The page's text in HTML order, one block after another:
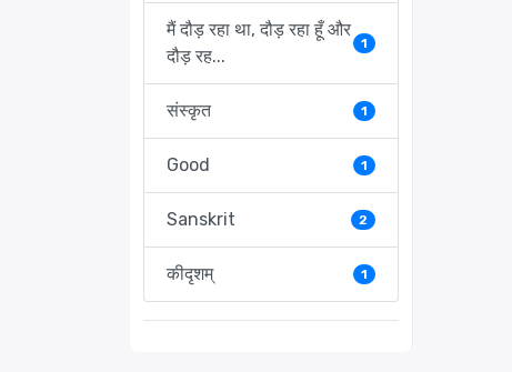
मैं दौड़ रहा था, दौड़ रहा हूँ और
दौड़ रह...
1
संस्कृत 1
Good 1
Sanskrit 2
कीदृशम् 1